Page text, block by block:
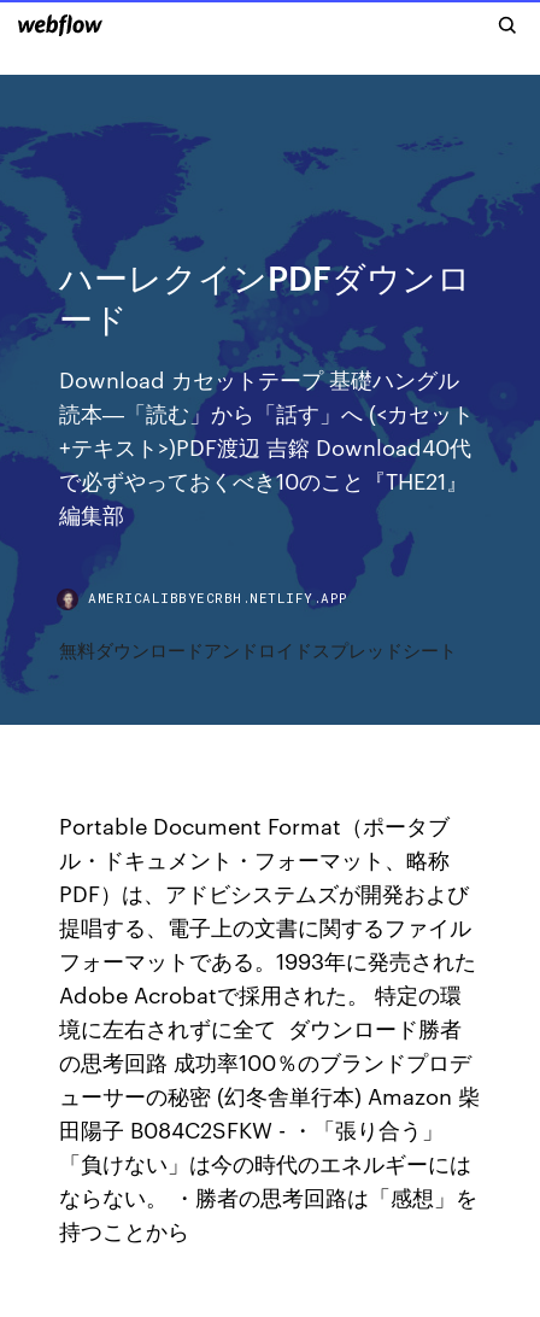
ハーレクインPDFダウンロ
ード
Download カセットテープ 基礎ハングル
読本―「読む」から「話す」へ (<カセット
+テキスト>)PDF渡辺 吉鎔 Download40代
で必ずやっておくべき10のこと『THE21』
編集部
AMERICALIBBYECRBH.NETLIFY.APP
無料ダウンロードアンドロイドスプレッドシート
Portable Document Format（ポータブ
ル・ドキュメント・フォーマット、略称
PDF）は、アドビシステムズが開発および
提唱する、電子上の文書に関するファイル
フォーマットである。1993年に発売された
Adobe Acrobatで採用された。 特定の環
境に左右されずに全て ダウンロード勝者
の思考回路 成功率100％のブランドプロデ
ューサーの秘密 (幻冬舎単行本) Amazon 柴
田陽子 B084C2SFKW - ・「張り合う」
「負けない」は今の時代のエネルギーには
ならない。 ・勝者の思考回路は「感想」を
持つことから